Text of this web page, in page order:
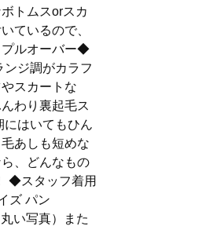
トムスorスカ
ているので、
プルオーバー◆
ンジ調がカラフ
スカートな
わり裏起毛ス
はいてもひん
あしも短めな
、どんなもの
◆スタッフ着用
ズ パン
写真）また